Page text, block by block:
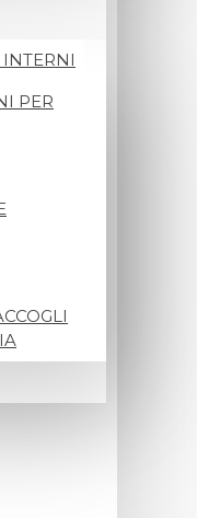
INTERNI
PER